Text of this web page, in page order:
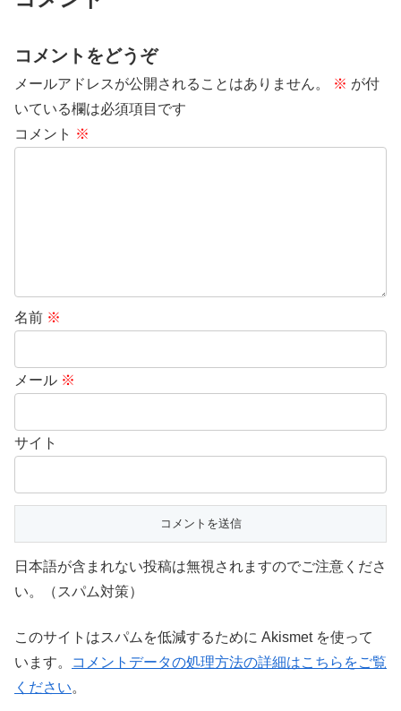
コメントをどうぞ
メールアドレスが公開されることはありません。 ※ が付
いている欄は必須項目です
コメント ※
名前 ※
メール ※
サイト
日本語が含まれない投稿は無視されますのでご注意くださ
い。（スパム対策）
このサイトはスパムを低減するために Akismet を使って
います。
コメントデータの処理方法の詳細はこちらをご覧
ください。